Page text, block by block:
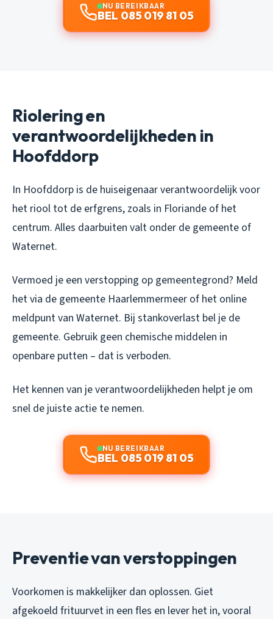
NU BEREIKBAAR
BEL 085 019 81 05
Riolering en
verantwoordelijkheden in
Hoofddorp
In Hoofddorp is de huiseigenaar verantwoordelijk voor
het riool tot de erfgrens, zoals in Floriande of het
centrum. Alles daarbuiten valt onder de gemeente of
Waternet.
Vermoed je een verstopping op gemeentegrond? Meld
het via de gemeente Haarlemmermeer of het online
meldpunt van Waternet. Bij stankoverlast bel je de
gemeente. Gebruik geen chemische middelen in
openbare putten – dat is verboden.
Het kennen van je verantwoordelijkheden helpt je om
snel de juiste actie te nemen.
NU BEREIKBAAR
BEL 085 019 81 05
Preventie van verstoppingen
Voorkomen is makkelijker dan oplossen. Giet
afgekoeld frituurvet in een fles en lever het in, vooral